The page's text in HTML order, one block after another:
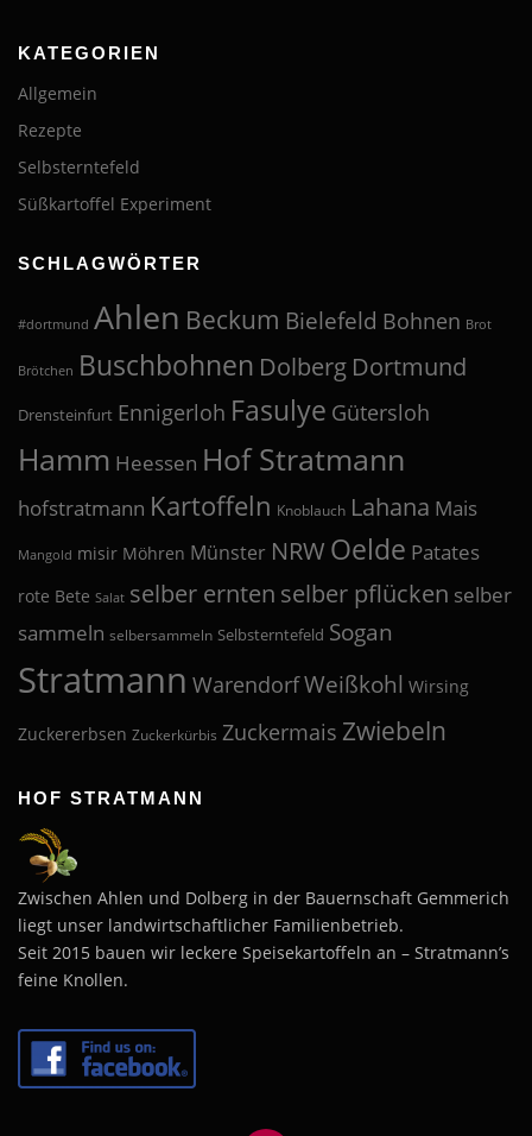
KATEGORIEN
Allgemein
Rezepte
Selbsterntefeld
Süßkartoffel Experiment
SCHLAGWÖRTER
#dortmund Ahlen Beckum Bielefeld Bohnen Brot
Brötchen Buschbohnen Dolberg Dortmund
Drensteinfurt Ennigerloh Fasulye Gütersloh
Hamm Heessen Hof Stratmann
hofstratmann Kartoffeln Knoblauch Lahana Mais
Mangold misir Möhren Münster NRW Oelde Patates
rote Bete Salat selber ernten selber pflücken selber
sammeln selbersammeln Selbsterntefeld Sogan
Stratmann WarendorfWeißkohl Wirsing
Zuckererbsen Zuckerkürbis Zuckermais Zwiebeln
HOF STRATMANN
Zwischen Ahlen und Dolberg in der Bauernschaft Gemmerich
liegt unser landwirtschaftlicher Familienbetrieb.
Seit 2015 bauen wir leckere Speisekartoffeln an – Stratmann’s
feine Knollen.